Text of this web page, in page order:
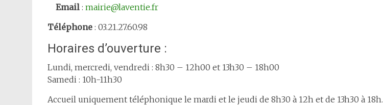
Email : mairie@laventie.fr
Téléphone : 03.21.27.60.98
Horaires d’ouverture :
Lundi, mercredi, vendredi : 8h30 – 12h00 et 13h30 – 18h00
Samedi : 10h-11h30
Accueil uniquement téléphonique le mardi et le jeudi de 8h30 à 12h et de 13h30 à 18h.